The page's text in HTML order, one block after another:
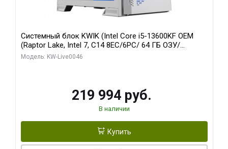
Системный блок KWIK (Intel Core i5-13600KF OEM
(Raptor Lake, Intel 7, C14 8EC/6PC/ 64 ГБ ОЗУ/
Gigabyte RTX5060Ti GAMING OC 8GB GDDR7 128bit
Модель: KW-Live0046
219 994 руб.
В наличии
Купить